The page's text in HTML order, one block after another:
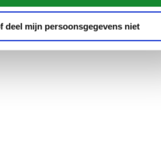
deel mijn persoonsgegevens niet